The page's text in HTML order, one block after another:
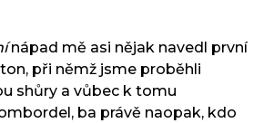
nápad mě asi nějak navedl první
při němž jsme proběhli
shůry a vůbec k tomu
ba právě naopak, kdo